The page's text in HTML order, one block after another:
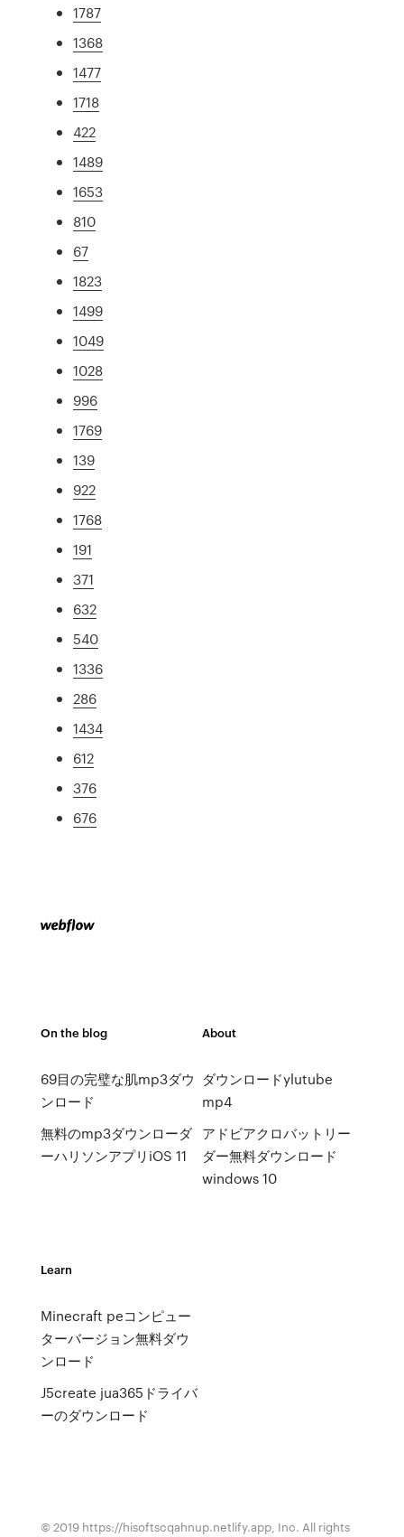
1787
1368
1477
1718
422
1489
1653
810
67
1823
1499
1049
1028
996
1769
139
922
1768
191
371
632
540
1336
286
1434
612
376
676
On the blog
69目の完璧な肌mp3ダウ
ンロード
無料のmp3ダウンローダ
ーハリソンアプリiOS 11
About
ダウンロードylutube
mp4
アドビアクロバットリー
ダー無料ダウンロード
windows 10
Learn
Minecraft peコンピュー
ターバージョン無料ダウ
ンロード
J5create jua365ドライバ
ーのダウンロード
© 2019 https://hisoftscqahnup.netlify.app, Inc. All rights